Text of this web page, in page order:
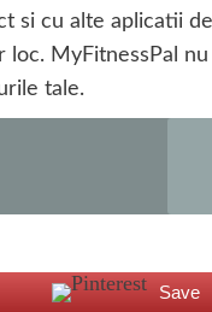
si cu alte aplicatii de
loc. MyFitnessPal
tale.
Save